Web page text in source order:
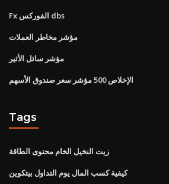
Fx الفوركس dbs
مؤشر مخاطر العملات
مؤشر سائل الأثير
الإخلاص 500 مؤشر سعر صندوق الأسهم
Tags
زيت النخيل الخام محتوى الطاقة
كيفية كسب المال يوم التداول بيتكوين